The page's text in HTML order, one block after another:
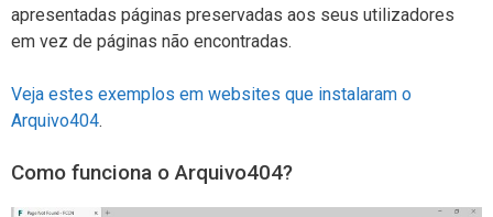
apresentadas páginas preservadas aos seus utilizadores
em vez de páginas não encontradas.
Veja estes exemplos em websites que instalaram o
Arquivo404.
Como funciona o Arquivo404?